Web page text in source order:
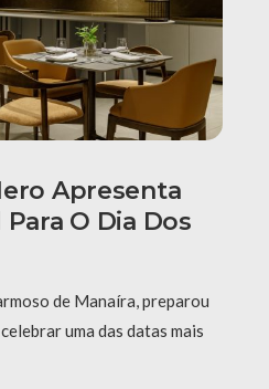
Apresenta
O Dia Dos
de Manaíra, preparou
uma das datas mais